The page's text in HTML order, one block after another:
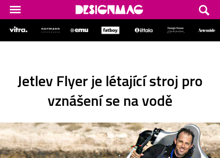
Jetlev Flyer je létající stroj pro
vznášení se na vodě